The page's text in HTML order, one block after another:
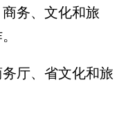
务、文化和旅
厅、省文化和旅